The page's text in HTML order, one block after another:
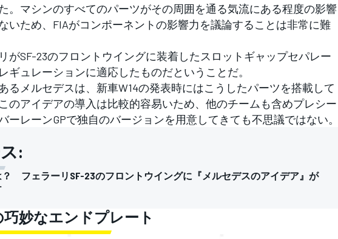
。マシンのすべてのパーツがその周囲を通る気流にある程度の影響
いため、FIAがコンポーネントの影響力を議論することは非常に難
がSF-23のフロントウイングに装着したスロットギャップセパレー
ギュレーションに適応したものだということだ。
るメルセデスは、新車W14の発表時にはこうしたパーツを搭載して
のアイデアの導入は比較的容易いため、他のチームも含めプレシー
ーレーンGPで独自のバージョンを用意してきても不思議ではない。
:
フェラーリSF-23のフロントウイングに『メルセデスのアイデア』が
妙なエンドプレート